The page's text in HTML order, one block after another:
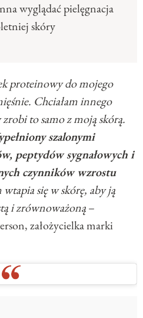
wyglądać pielęgnacja
skóry
proteinowy do mojego
Chciałam innego
to samo z moją skórą.
szalonymi
peptydów sygnałowych i
czynników wzrostu
się w skórę, aby ją
i zrównoważoną–
założycielka marki